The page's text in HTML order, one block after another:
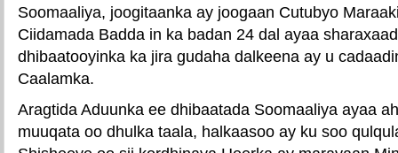
Soomaaliya, joogitaanka ay joogaan Cutubyo
Ciidamada Badda in ka badan 24 dal ayaa
dhibaatooyinka ka jira gudaha dalkeena ay u
Caalamka.
Aragtida Aduunka ee dhibaatada Soomaaliya ayaa
muuqata oo dhulka taala, halkaasoo ay ku soo